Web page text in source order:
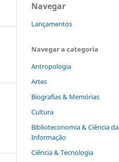
Navegar
Lançamentos
Navegar a categoria
Antropologia
Artes
Biografias & Memórias
Cultura
Biblioteconomia & Ciência da
Informação
Ciência & Tecnologia